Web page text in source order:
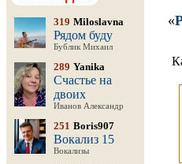
319 Miloslavna
Рядом буду
Бублик Михаил
289 Yanika
Счастье на
двоих
Иванов Александр
251 Boris907
Вокализ 15
Вокализы
«